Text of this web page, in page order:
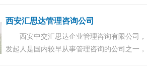
西安汇思达管理咨询公司
西安中交汇思达企业管理咨询有限公司，
发起人是国内较早从事管理咨询的公司之一，